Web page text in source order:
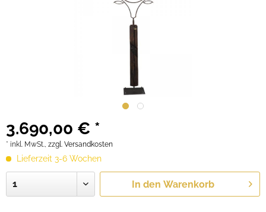
3.690,00 € *
* inkl. MwSt., zzgl. Versandkosten
Lieferzeit 3-6 Wochen
In den Warenkorb